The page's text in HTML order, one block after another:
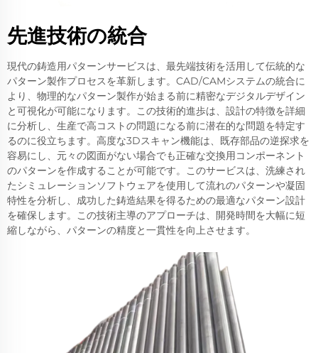
先進技術の統合
現代の鋳造用パターンサービスは、最先端技術を活用して伝統的な
パターン製作プロセスを革新します。CAD/CAMシステムの統合に
より、物理的なパターン製作が始まる前に精密なデジタルデザイン
と可視化が可能になります。この技術的進歩は、設計の特徴を詳細
に分析し、生産で高コストの問題になる前に潜在的な問題を特定す
るのに役立ちます。高度な3Dスキャン機能は、既存部品の逆探求を
容易にし、元々の図面がない場合でも正確な交換用コンポーネント
のパターンを作成することが可能です。このサービスは、洗練され
たシミュレーションソフトウェアを使用して流れのパターンや凝固
特性を分析し、成功した鋳造結果を得るための最適なパターン設計
を確保します。この技術主導のアプローチは、開発時間を大幅に短
縮しながら、パターンの精度と一貫性を向上させます。